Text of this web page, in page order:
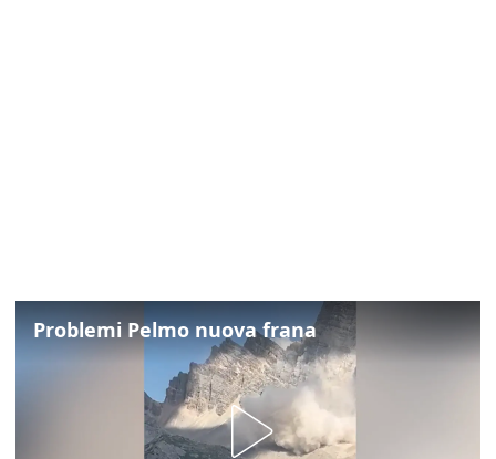
Problemi Pelmo nuova frana